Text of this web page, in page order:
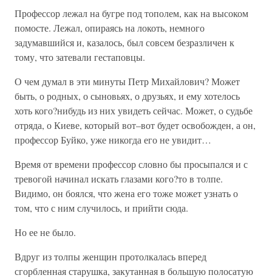
Профессор лежал на бугре под тополем, как на высоком
помосте. Лежал, опираясь на локоть, немного
задумавшийся и, казалось, был совсем безразличен к
тому, что затевали гестаповцы.
О чем думал в эти минуты Петр Михайлович? Может
быть, о родных, о сыновьях, о друзьях, и ему хотелось
хоть кого?нибудь из них увидеть сейчас. Может, о судьбе
отряда, о Киеве, который вот–вот будет освобожден, а он,
профессор Буйко, уже никогда его не увидит…
Время от времени профессор словно бы просыпался и с
тревогой начинал искать глазами кого?то в толпе.
Видимо, он боялся, что жена его тоже может узнать о
том, что с ним случилось, и прийти сюда.
Но ее не было.
Вдруг из толпы женщин протолкалась вперед
сгорбленная старушка, закутанная в большую полосатую